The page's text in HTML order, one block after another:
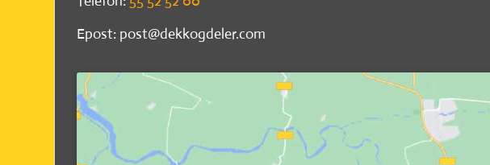
Epost: post@dekkogdeler.com